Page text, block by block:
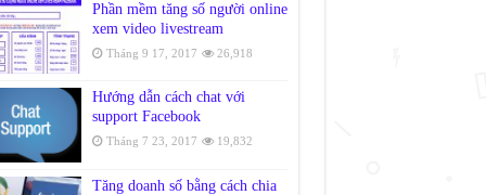
Phần mềm tăng số người online
xem video livestream
Tháng 9 17, 2017 26,918
Hướng dẫn cách chat với
support Facebook
Tháng 7 23, 2017 19,832
Tăng doanh số bằng cách chia